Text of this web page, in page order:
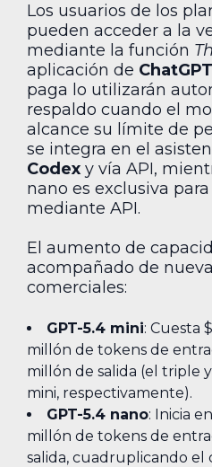
Los usuarios de los
pueden acceder a la
mediante la función
aplicación de ChatGPT
paga lo utilizarán
respaldo cuando el
alcance su límite de
se integra en el
Codex y vía API,
nano es exclusiva
mediante API.
El aumento de
acompañado de
comerciales:
GPT-5.4 mini: Cuesta
millón de tokens de
millón de salida (el triple
mini, respectivamente).
GPT-5.4 nano: Inicia
millón de tokens de
salida, cuadruplicando el